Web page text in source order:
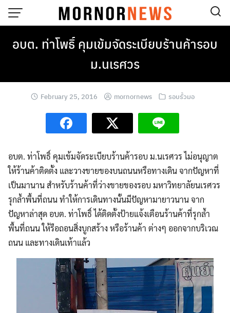
Skip
อบต. ท่าโพธิ์ คุมเข้มจัดระเบียบร้านค้ารอบ
ม.นเรศวร
February 25, 2016 mornornews รอบรั้วมอ
อบต. ท่าโพธิ์ คุมเข้มจัดระเบียบร้านค้ารอบ ม.นเรศวร ไม่อนุญาต
ให้ร้านค้าติดตั้ง และวางขายของบนถนนหรือทางเดิน จากปัญหาที่
เป็นมานานสำหรับร้านค้าที่ว่างขายของรอบ มหาวิทยาลัยนเรศวร
รุกล้ำพื้นที่ถนน ทำให้การเดินทางนั้นมีปัญหามายาวนาน จาก
ปัญหาล่าสุด อบต. ท่าโพธิ์ ได้ติดตั้งป้ายแจ้งเตือนร้านค้าที่รุกล้ำ
พื้นที่ถนน ให้รือถอนสิ่งบูกสร้าง หรือร้านค้า ต่างๆ ออกจากบริเวณ
ถนน และทางเดินเท้าแล้ว